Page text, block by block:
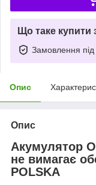
Що таке купити
Замовлення під
Опис
Опис
Акумулятор
не вимагає
POLSKA